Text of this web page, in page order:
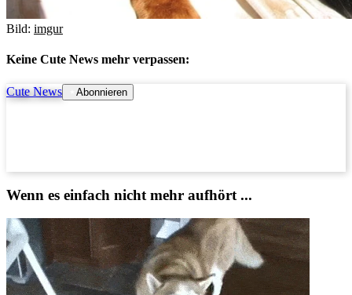
Bild: imgur
Keine Cute News mehr verpassen:
Cute News Abonnieren
Wenn es einfach nicht mehr aufhört ...